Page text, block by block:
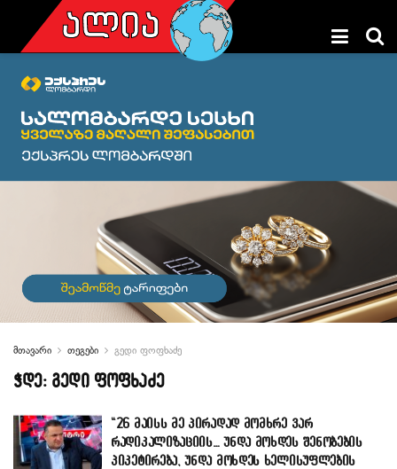
მთავარი თეგები გედი ფოფხაძე
ჭდე: გედი ფოფხაძე
“26 მაისს მე პირადად მომხრე ვარ
რადიკალიზაციის… უნდა მოხდეს შენობების
პიკეტირება, უნდა მოხდეს ხელისუფლების